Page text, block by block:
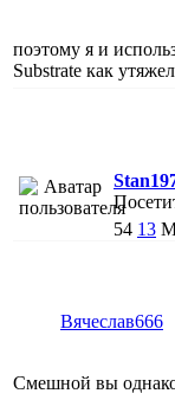
поэтому я и
Substrate как
54 13
Вячеслав666
Смешной вы